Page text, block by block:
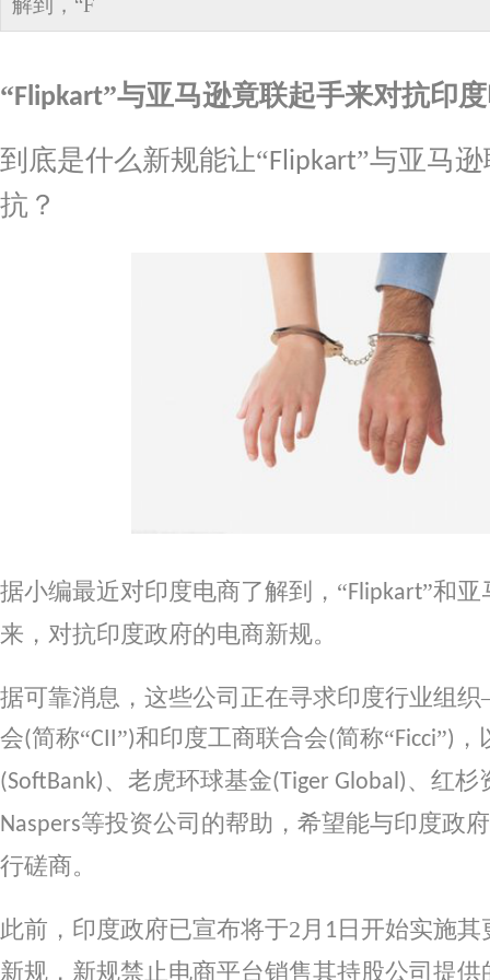
解到，“F
“Flipkart”与亚马逊竟联起手来对抗印
到底是什么新规能让“ Flipkart”与亚马
抗？
据小编最近对印度电商了解到， “Flipkart”和亚
来，对抗印度政府的电商新规。
据可靠消息，这些公司正在寻求印度行业组织
会(简称“CII”)和印度工商联合会(简称“Ficci”)
(SoftBank)、老虎环球基金(Tiger Global)、红杉
Naspers等投资公司的帮助，希望能与印度政
行磋商。
此前，印度政府已宣布将于2 月 1 日开始实施
新规，新规禁止电商平台销售其持股公司提